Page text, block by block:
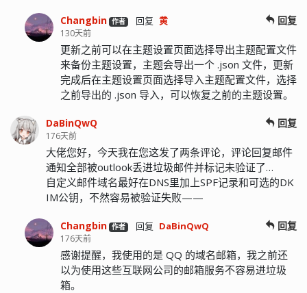
Changbin 作者 回复 黄
130天前
回复
更新之前可以在主题设置页面选择导出主题配置文件
来备份主题设置，主题会导出一个 .json 文件，更新
完成后在主题设置页面选择导入主题配置文件，选择
之前导出的 .json 导入，可以恢复之前的主题设置。
DaBinQwQ
176天前
回复
大佬您好，今天我在您这发了两条评论，评论回复邮件
通知全部被outlook丢进垃圾邮件并标记未验证了…
自定义邮件域名最好在DNS里加上SPF记录和可选的DK
IM公钥，不然容易被验证失败——
Changbin 作者 回复 DaBinQwQ
176天前
回复
感谢提醒，我使用的是 QQ 的域名邮箱，我之前还
以为使用这些互联网公司的邮箱服务不容易进垃圾
箱。